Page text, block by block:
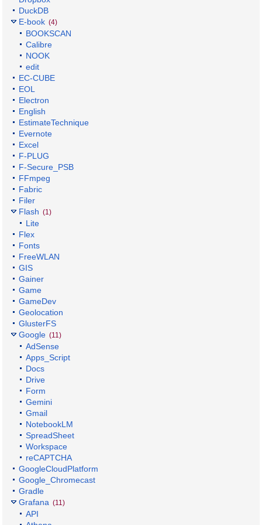
DuckDB
E-book (4)
BOOKSCAN
Calibre
NOOK
edit
EC-CUBE
EOL
Electron
English
EstimateTechnique
Evernote
Excel
F-PLUG
F-Secure_PSB
FFmpeg
Fabric
Filer
Flash (1)
Lite
Flex
Fonts
FreeWLAN
GIS
Gainer
Game
GameDev
Geolocation
GlusterFS
Google (11)
AdSense
Apps_Script
Docs
Drive
Form
Gemini
Gmail
NotebookLM
SpreadSheet
Workspace
reCAPTCHA
GoogleCloudPlatform
Google_Chromecast
Gradle
Grafana (11)
API